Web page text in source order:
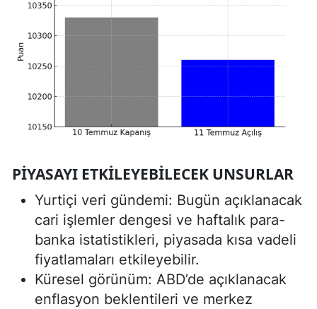
PIYASAYI ETKILEYEBILECEK UNSURLAR
Yurtiçi veri gündemi: Bugün açıklanacak
cari işlemler dengesi ve haftalık para-
banka istatistikleri, piyasada kısa vadeli
fiyatlamaları etkileyebilir.
Küresel görünüm: ABD’de açıklanacak
enflasyon beklentileri ve merkez